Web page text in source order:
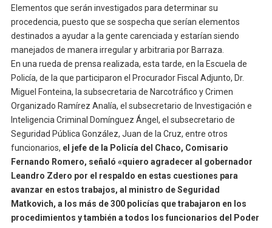
Elementos que serán investigados para determinar su
procedencia, puesto que se sospecha que serían elementos
destinados a ayudar a la gente carenciada y estarían siendo
manejados de manera irregular y arbitraria por Barraza.
En una rueda de prensa realizada, esta tarde, en la Escuela de
Policía, de la que participaron el Procurador Fiscal Adjunto, Dr.
Miguel Fonteina, la subsecretaria de Narcotráfico y Crimen
Organizado Ramírez Analía, el subsecretario de Investigación e
Inteligencia Criminal Domínguez Ángel, el subsecretario de
Seguridad Pública González, Juan de la Cruz, entre otros
funcionarios, el jefe de la Policía del Chaco, Comisario
Fernando Romero, señaló «quiero agradecer al gobernador
Leandro Zdero por el respaldo en estas cuestiones para
avanzar en estos trabajos, al ministro de Seguridad
Matkovich, a los más de 300 policías que trabajaron en los
procedimientos y también a todos los funcionarios del Poder